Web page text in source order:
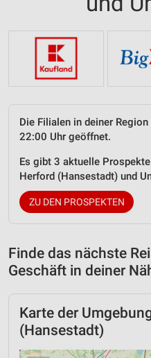
Die Filialen in deiner
22:00 Uhr geöffnet.
Es gibt 3 aktuelle
Herford (Hansestadt) und
ZU DEN PROSPEKTEN
Finde das nächste
Geschäft in deiner
Karte der
(Hansestadt)